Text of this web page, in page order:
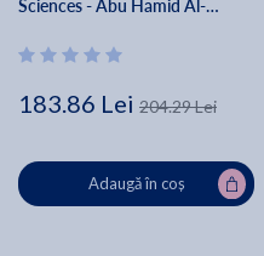
Sciences - Abu Hamid Al-
183.86 Lei 204.29 Lei
Adaugă în coș